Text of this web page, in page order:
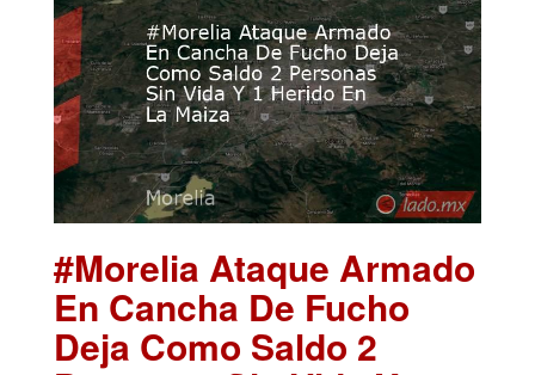
#Morelia Ataque Armado
En Cancha De Fucho
Deja Como Saldo 2